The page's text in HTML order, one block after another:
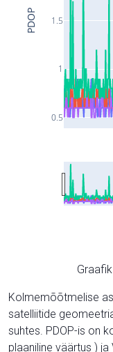
0.5
1
1.5
PDOP
Kolmemõõtmelise
satelliitide
suhtes. PDOP-is on
plaaniline väärtus )